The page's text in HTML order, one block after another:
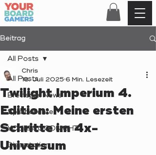
Beitrag
All Posts
Brettspiel News
Spielberichte
YOURBLOODNIGHT
Dissertation
All Posts
Twilight Imperium 4.
Edition: Meine ersten
Schritte im 4x-
Universum
Chris
18. Juli 2025 6 Min. Lesezeit